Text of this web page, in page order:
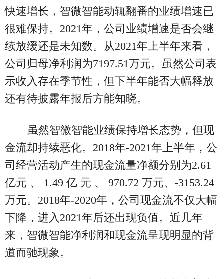
快速增长，智微智能动辄翻番的业绩增速已
很难保持。2021年，公司业绩增速是否会继
续放缓还是未知数。从2021年上半年来看，
公司归母净利润为7197.51万元。虽然公司表
示收入存在季节性，但下半年能否大幅释放
还有待披露年报后方能知晓。
虽然智微智能业绩保持增长态势，但现
金流却持续恶化。2018年-2021年上半年，公
司经营活动产生的现金流量净额分别为2.61
亿元 、 1.49 亿 元 、 970.72 万元、-3153.24
万元。2018年-2020年，公司现金流不仅大幅
下降，进入2021年后还出现负值。近几年
来，智微智能净利润和现金流呈现明显的背
道而驰现象。